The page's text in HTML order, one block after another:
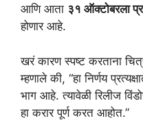
आणि आता ३१ ऑक्टोबरला
होणार आहे.
खरं कारण स्पष्ट करताना
म्हणाले की, “हा निर्णय
भाग आहे. त्यावेळी रिलीज
हा करार पूर्ण करत आहोत.”